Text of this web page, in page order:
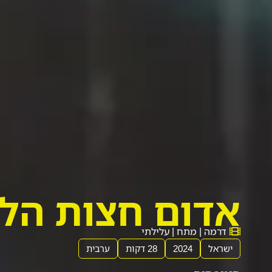
אדום חצות
דרמה | מתח | עלילתי
ישראל 2024 28 דקות ערבית